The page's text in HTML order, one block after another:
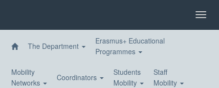
The Department
Erasmus+ Educational
Programmes
Mobility
Networks
Coordinators
Students
Mobility
Staff
Mobility